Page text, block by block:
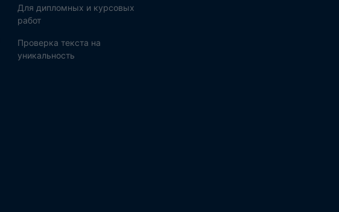
Для дипломных и курсовых
работ
Проверка текста на
уникальность